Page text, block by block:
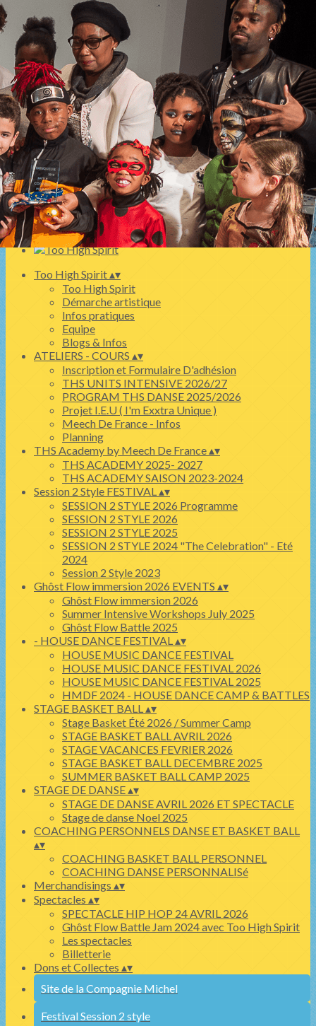
Exporter les lignes sélectionnées
Exporter toutes les colonnes
Exporter uniquement les colonnes affichées
Menu
<
>
SPECTACLE HIP HOP 24 AVRIL 2026
Ghôst Flow Battle Jam 2024 avec Too High Spirit
Les spectacles
Billetterie
Ajoutez un logo, un bouton, des réseaux sociaux
Cliquez pour éditer
Too High Spirit▴▾
Too High Spirit
Démarche artistique
Infos pratiques
Equipe
Blogs & Infos
ATELIERS - COURS ▴▾
Inscription et Formulaire D'adhésion
THS UNITS INTENSIVE 2026/27
PROGRAM THS DANSE 2025/2026
Projet I.E.U ( I'm Exxtra Unique )
Meech De France - Infos
Planning
THS Academy by Meech De France▴▾
THS ACADEMY 2025- 2027
THS ACADEMY SAISON 2023-2024
Session 2 Style FESTIVAL▴▾
SESSION 2 STYLE 2026 Programme
SESSION 2 STYLE 2026
SESSION 2 STYLE 2025
SESSION 2 STYLE 2024 "The Celebration" - Eté
2024
Session 2 Style 2023
Ghôst Flow immersion 2026 EVENTS ▴▾
Ghôst Flow immersion 2026
Summer Intensive Workshops July 2025
Ghôst Flow Battle 2025
- HOUSE DANCE FESTIVAL▴▾
HOUSE MUSIC DANCE FESTIVAL
HOUSE MUSIC DANCE FESTIVAL 2026
HOUSE MUSIC DANCE FESTIVAL 2025
HMDF 2024 - HOUSE DANCE CAMP & BATTLES
STAGE BASKET BALL▴▾
Stage Basket Été 2026 / Summer Camp
STAGE BASKET BALL AVRIL 2026
STAGE VACANCES FEVRIER 2026
STAGE BASKET BALL DECEMBRE 2025
SUMMER BASKET BALL CAMP 2025
STAGE DE DANSE▴▾
STAGE DE DANSE AVRIL 2026 ET SPECTACLE
Stage de danse Noel 2025
COACHING PERSONNELS DANSE ET BASKET BALL
▴▾
COACHING BASKET BALL PERSONNEL
COACHING DANSE PERSONNALISé
Merchandisings ▴▾
Spectacles ▴▾
SPECTACLE HIP HOP 24 AVRIL 2026
Ghôst Flow Battle Jam 2024 avec Too High Spirit
Les spectacles
Billetterie
Dons et Collectes ▴▾
Site de la Compagnie Michel
Festival Session 2 style